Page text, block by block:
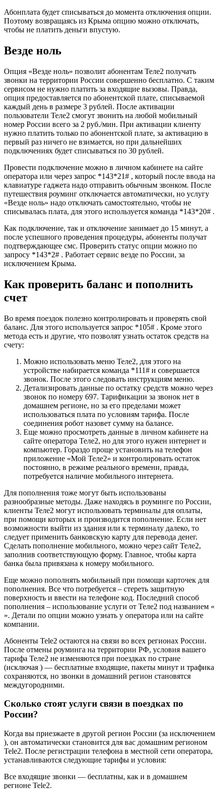
Абонплата будет списываться до момента отключения опции.
Поэтому возвращаясь из Крыма опцию можно отключать,
чтобы не платить деньги впустую.
Везде ноль
Опция «Везде ноль» позволит абонентам Теле2 получать
звонки на территории России совершенно бесплатно. С таким
сервисом не нужно платить за входящие вызовы. Правда,
опция предоставляется по абонентской плате, списываемой
каждый день в размере 3 рублей. После активации
пользователи Теле2 смогут звонить на любой мобильный
номер России всего за 2 руб./мин. При активации клиенту
нужно платить только по абонентской плате, за активацию в
первый раз ничего не взимается, но при дальнейших
подключениях будет списываться по 30 рублей.
Провести подключение можно в личном кабинете на сайте
оператора или через запрос *143*21# , который после ввода на
клавиатуре гаджета надо отправить обычным звонком. После
путешествия роуминг отключается автоматически, но услугу
«Везде ноль» надо отключать самостоятельно, чтобы не
списывалась плата, для этого используется команда *143*20# .
Как подключение, так и отключение занимает до 15 минут, а
после успешного проведения процедуры, абоненты получат
подтверждающее смс. Проверить статус опции можно по
запросу *143*2# . Работает сервис везде по России, за
исключением Крыма.
Как проверить баланс и пополнить
счет
Во время поездок полезно контролировать и проверять свой
баланс. Для этого используется запрос *105# . Кроме этого
метода есть и другие, что позволят узнать остаток средств на
счету:
Можно использовать меню Теле2, для этого на
устройстве набирается команда *111# и совершается
звонок. После этого следовать инструкциям меню.
Детализировать данные по остатку средств можно через
звонок по номеру 697. Тарификации за звонок нет в
домашнем регионе, но за его пределами может
использоваться плата по условиям тарифа. После
соединения робот назовет сумму на балансе.
Еще можно просмотреть данные в личном кабинете на
сайте оператора Теле2, но для этого нужен интернет и
компьютер. Гораздо проще установить на телефон
приложение «Мой Теле2» и контролировать остаток
постоянно, в режиме реального времени, правда,
потребуется наличие мобильного интернета.
Для пополнения тоже могут быть использованы
разнообразные методы. Даже находясь в роуминге по России,
клиенты Теле2 могут использовать терминалы для оплаты,
при помощи которых и производится пополнение. Если нет
возможности выйти из здания или к терминалу далеко, то
следует применить банковскую карту для перевода денег.
Сделать пополнение мобильного, можно через сайт Теле2,
заполнив соответствующую форму. Главное, чтобы карта
банка была привязана к номеру мобильного.
Еще можно пополнять мобильный при помощи карточек для
пополнения. Все что потребуется – стереть защитную
поверхность и ввести на телефоне код. Последний способ
пополнения – использование услуги от Теле2 под названием «
». Детали по опции можно узнать у оператора или на сайте
компании.
Абоненты Tele2 остаются на связи во всех регионах России.
После отмены роуминга на территории РФ, условия вашего
тарифа Теле2 не изменяются при поездках по стране
(исключая ) — бесплатные входящие, пакеты минут и трафика
сохраняются, но звонки в домашний регион становятся
междугородними.
Сколько стоят услуги связи в поездках по
России?
Когда вы приезжаете в другой регион России (за исключением
), он автоматически становится для вас домашним регионом
Tele2. После регистрации телефона в местной сети оператора,
устанавливаются следующие тарифы и условия:
Все входящие звонки — бесплатны, как и в домашнем
регионе Tele2.